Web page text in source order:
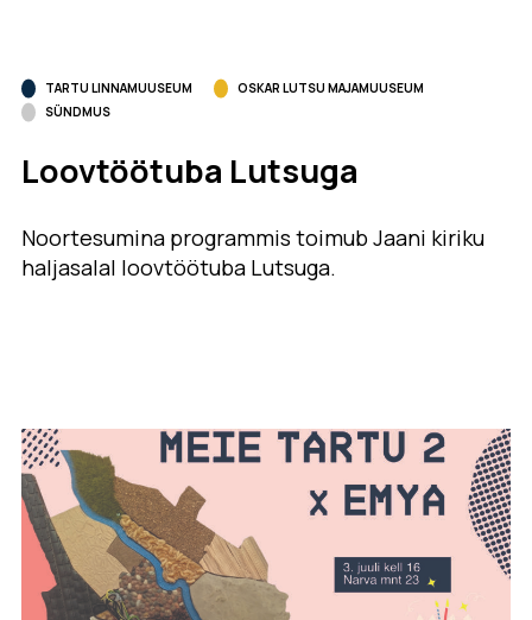
TARTU LINNAMUUSEUM
OSKAR LUTSU MAJAMUUSEUM
SÜNDMUS
Loovtöötuba Lutsuga
Noortesumina programmis toimub Jaani kiriku
haljasalal loovtöötuba Lutsuga.